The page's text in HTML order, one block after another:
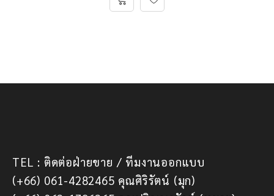
TEL : ติดต่อฝ่ายขาย / ทีมงานออกแบบ